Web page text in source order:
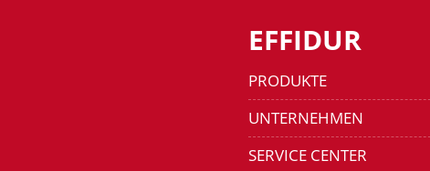
EFFIDUR
PRODUKTE
UNTERNEHMEN
SERVICE CENTER